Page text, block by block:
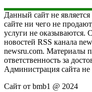
Данный сайт не
сайте ни чего не
услуги не оказываются.
новостей RSS канала
newsru.com. Материалы
ответственность за
Администрация сайта не
Сайт от bmb1 @ 2024